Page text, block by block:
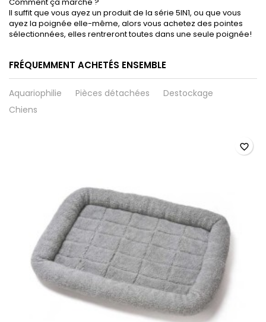
Comment ça marche ?
Il suffit que vous ayez un produit de la série 5IN1, ou que vous
ayez la poignée elle-même, alors vous achetez des pointes
sélectionnées, elles rentreront toutes dans une seule poignée!
FRÉQUEMMENT ACHETÉS ENSEMBLE
Aquariophilie Pièces détachées
Destockage
Chiens
favorite_border